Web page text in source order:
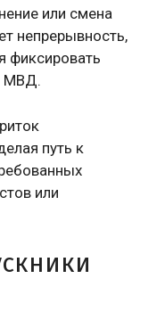
или смена
непрерывность,
фиксировать
МВД.
путь к
или